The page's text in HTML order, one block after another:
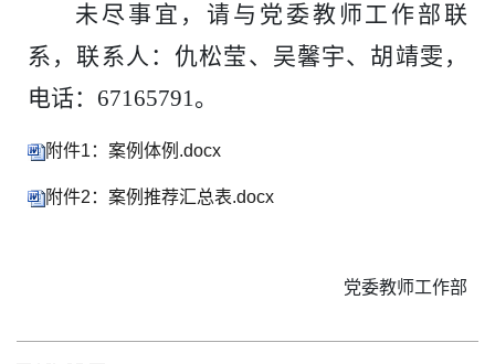
未尽事宜，请与党委教师工作部联
系，联系人：仇松莹、吴馨宇、胡靖雯，
电话：67165791。
附件1：案例体例.docx
附件2：案例推荐汇总表.docx
党委教师工作部